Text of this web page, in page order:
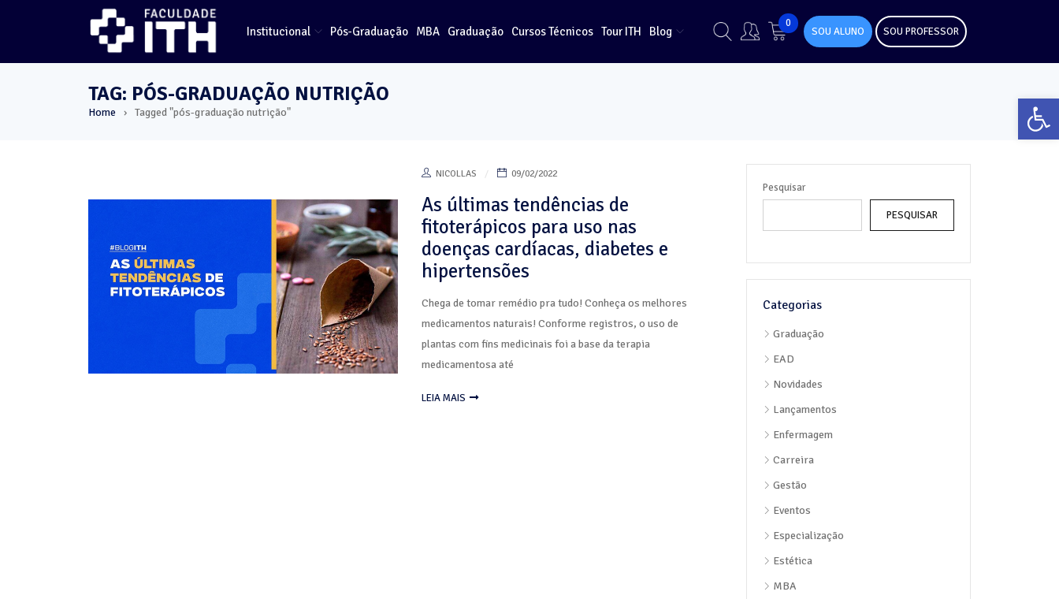
Institucional Pós-Graduação MBA Graduação Cursos Técnicos Tour ITH Blog
0
SOU ALUNO SOU PROFESSOR
TAG: PÓS-GRADUAÇÃO NUTRIÇÃO
Home › Tagged "pós-graduação nutrição"
NICOLLAS 09/02/2022
As últimas tendências de
fitoterápicos para uso nas
doenças cardíacas, diabetes e
hipertensões
Chega de tomar remédio pra tudo! Conheça os melhores
medicamentos naturais! Conforme registros, o uso de
plantas com fins medicinais foi a base da terapia
medicamentosa até
LEIA MAIS
Pesquisar
PESQUISAR
Categorias
Graduação
EAD
Novidades
Lançamentos
Enfermagem
Carreira
Gestão
Eventos
Especialização
Estética
MBA